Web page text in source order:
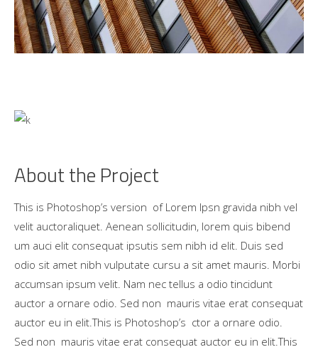
About the Project
This is Photoshop’s version of Lorem Ipsn gravida nibh vel
velit auctoraliquet. Aenean sollicitudin, lorem quis bibend
um auci elit consequat ipsutis sem nibh id elit. Duis sed
odio sit amet nibh vulputate cursu a sit amet mauris. Morbi
accumsan ipsum velit. Nam nec tellus a odio tincidunt
auctor a ornare odio. Sed non mauris vitae erat consequat
auctor eu in elit.This is Photoshop’s ctor a ornare odio.
Sed non mauris vitae erat consequat auctor eu in elit.This